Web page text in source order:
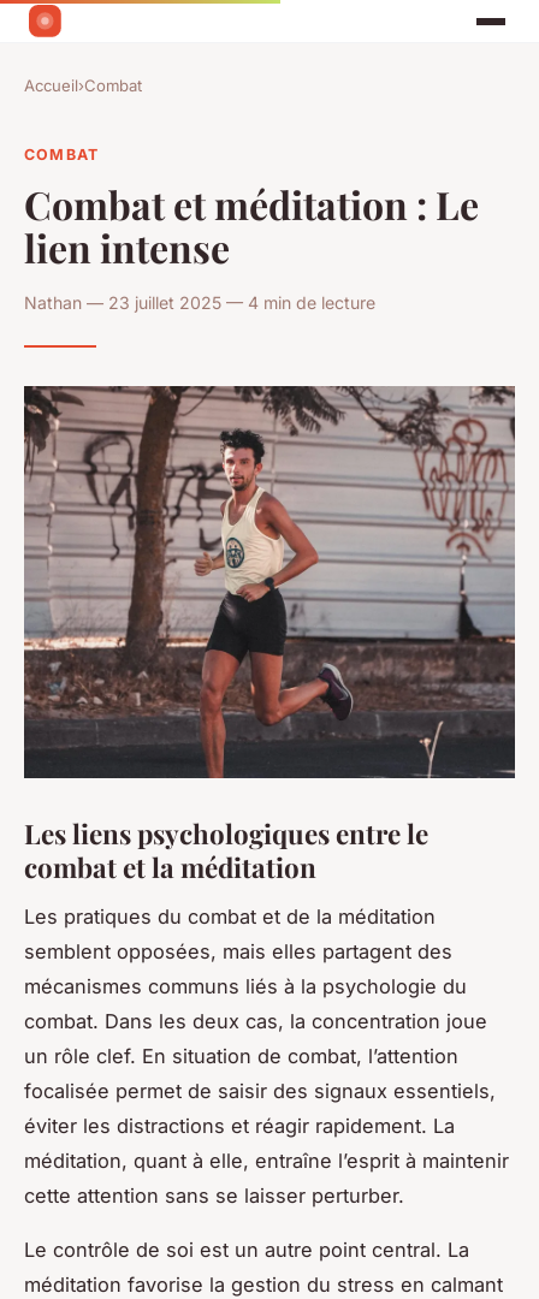
Accueil›Combat
COMBAT
Combat et méditation : Le
lien intense
Nathan — 23 juillet 2025 — 4 min de lecture
Les liens psychologiques entre le
combat et la méditation
Les pratiques du combat et de la méditation
semblent opposées, mais elles partagent des
mécanismes communs liés à la psychologie du
combat. Dans les deux cas, la concentration joue
un rôle clef. En situation de combat, l’attention
focalisée permet de saisir des signaux essentiels,
éviter les distractions et réagir rapidement. La
méditation, quant à elle, entraîne l’esprit à maintenir
cette attention sans se laisser perturber.
Le contrôle de soi est un autre point central. La
méditation favorise la gestion du stress en calmant